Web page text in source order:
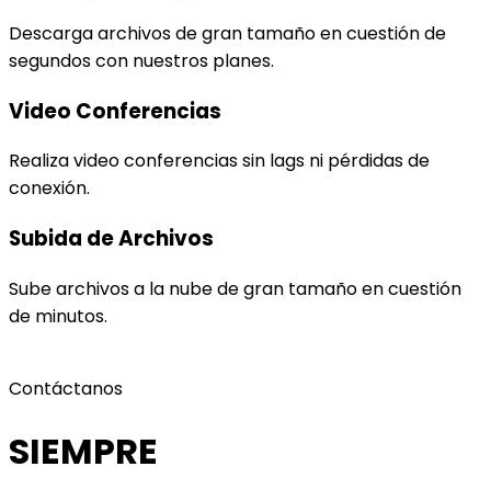
Descarga archivos de gran tamaño en cuestión de
segundos con nuestros planes.
Video Conferencias
Realiza video conferencias sin lags ni pérdidas de
conexión.
Subida de Archivos
Sube archivos a la nube de gran tamaño en cuestión
de minutos.
Contáctanos
SIEMPRE